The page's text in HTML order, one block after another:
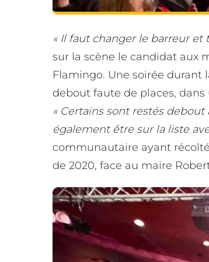
« Il faut changer le barreur
sur la scène le candidat aux
Flamingo. Une soirée durant
debout faute de places,
« Certains sont restés
également être sur la liste
communautaire ayant
de 2020, face au maire